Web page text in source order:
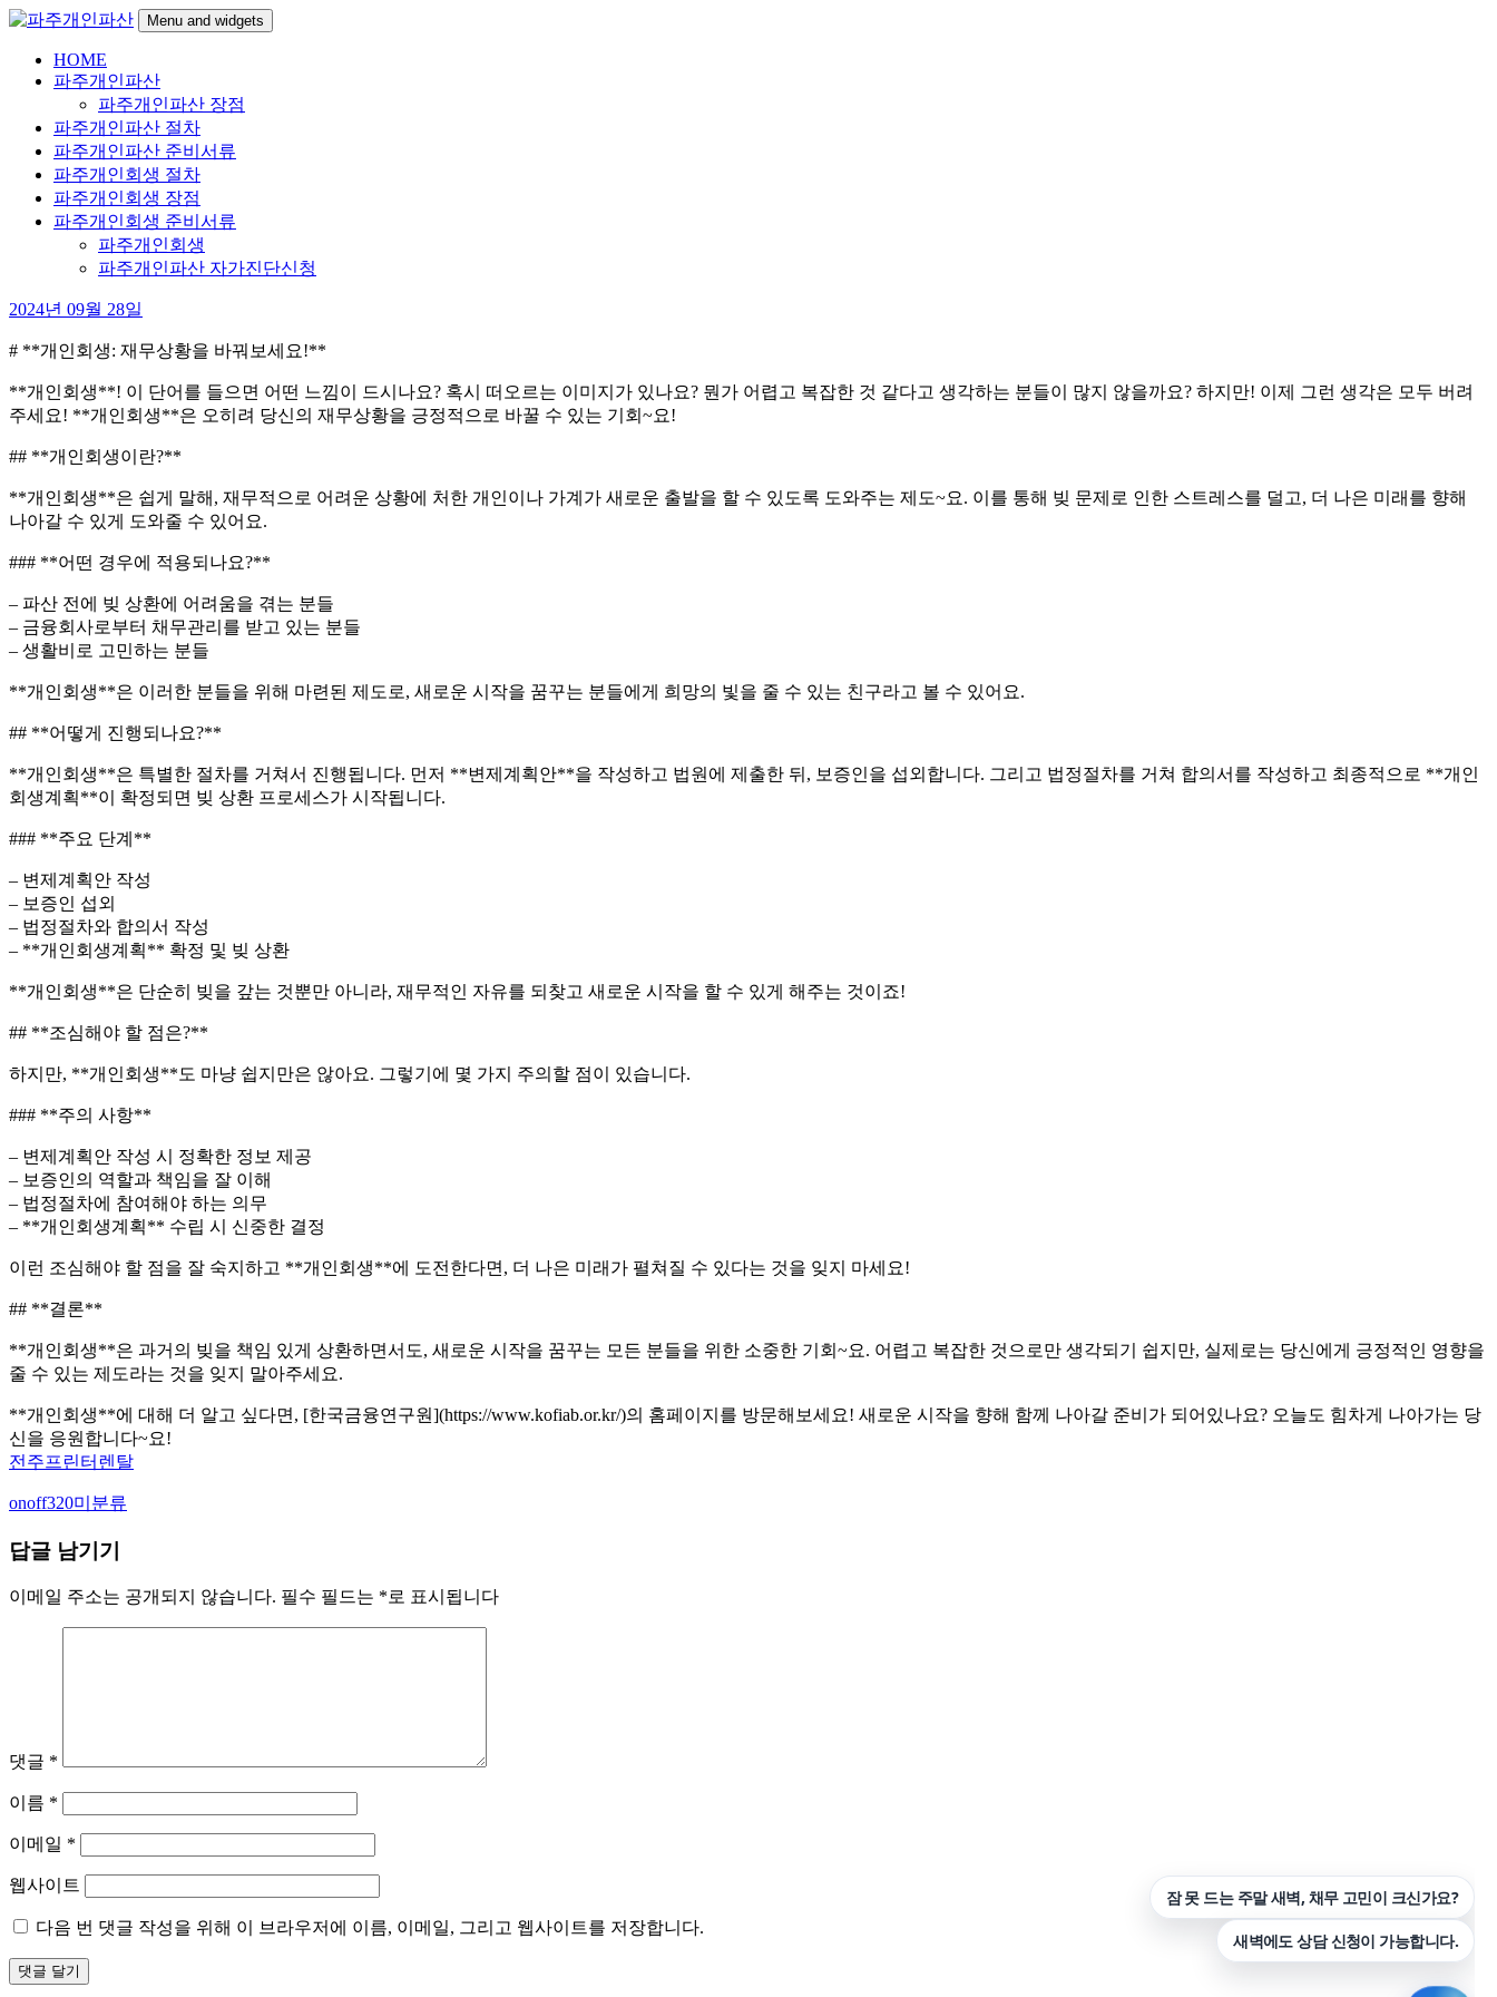
Skip
content
24시간 무료상담
Menu and widgets
HOME
파주개인파산
파주개인파산 장점
파주개인파산 절차
파주개인파산 준비서류
파주개인회생 절차
파주개인회생 장점
파주개인회생 준비서류
파주개인회생
파주개인파산 자가진단신청
2024년 09월 28일
# **개인회생: 재무상황을 바꿔보세요!**
**개인회생**! 이 단어를 들으면 어떤 느낌이 드시나요? 혹시 떠오르는 이미지가 있나요? 뭔가 어렵고 복잡한 것 같다고 생각하는 분들이 많지 않을까요? 하지만! 이제 그런 생각은 모두 버려
주세요! **개인회생**은 오히려 당신의 재무상황을 긍정적으로 바꿀 수 있는 기회~요!
## **개인회생이란?**
**개인회생**은 쉽게 말해, 재무적으로 어려운 상황에 처한 개인이나 가계가 새로운 출발을 할 수 있도록 도와주는 제도~요. 이를 통해 빚 문제로 인한 스트레스를 덜고, 더 나은 미래를 향해
나아갈 수 있게 도와줄 수 있어요.
### **어떤 경우에 적용되나요?**
– 파산 전에 빚 상환에 어려움을 겪는 분들
– 금융회사로부터 채무관리를 받고 있는 분들
– 생활비로 고민하는 분들
**개인회생**은 이러한 분들을 위해 마련된 제도로, 새로운 시작을 꿈꾸는 분들에게 희망의 빛을 줄 수 있는 친구라고 볼 수 있어요.
## **어떻게 진행되나요?**
**개인회생**은 특별한 절차를 거쳐서 진행됩니다. 먼저 **변제계획안**을 작성하고 법원에 제출한 뒤, 보증인을 섭외합니다. 그리고 법정절차를 거쳐 합의서를 작성하고 최종적으로 **개인
회생계획**이 확정되면 빚 상환 프로세스가 시작됩니다.
### **주요 단계**
– 변제계획안 작성
– 보증인 섭외
– 법정절차와 합의서 작성
– **개인회생계획** 확정 및 빚 상환
**개인회생**은 단순히 빚을 갚는 것뿐만 아니라, 재무적인 자유를 되찾고 새로운 시작을 할 수 있게 해주는 것이죠!
## **조심해야 할 점은?**
하지만, **개인회생**도 마냥 쉽지만은 않아요. 그렇기에 몇 가지 주의할 점이 있습니다.
### **주의 사항**
– 변제계획안 작성 시 정확한 정보 제공
– 보증인의 역할과 책임을 잘 이해
– 법정절차에 참여해야 하는 의무
– **개인회생계획** 수립 시 신중한 결정
이런 조심해야 할 점을 잘 숙지하고 **개인회생**에 도전한다면, 더 나은 미래가 펼쳐질 수 있다는 것을 잊지 마세요!
## **결론**
**개인회생**은 과거의 빚을 책임 있게 상환하면서도, 새로운 시작을 꿈꾸는 모든 분들을 위한 소중한 기회~요. 어렵고 복잡한 것으로만 생각되기 쉽지만, 실제로는 당신에게 긍정적인 영향을
줄 수 있는 제도라는 것을 잊지 말아주세요.
**개인회생**에 대해 더 알고 싶다면, [한국금융연구원](https://www.kofiab.or.kr/)의 홈페이지를 방문해보세요! 새로운 시작을 향해 함께 나아갈 준비가 되어있나요? 오늘도 힘차게 나아가는 당
신을 응원합니다~요!
전주프린터렌탈
Author
onoff320Categories
미분류
답글 남기기
이메일 주소는 공개되지 않습니다. 필수 필드는 *로 표시됩니다
댓글 *
이름 *
이메일 *
웹사이트
다음 번 댓글 작성을 위해 이 브라우저에 이름, 이메일, 그리고 웹사이트를 저장합니다.